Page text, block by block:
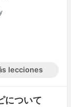
lecciones
について